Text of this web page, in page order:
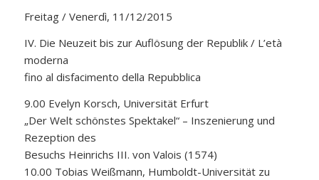
Freitag / Venerdì, 11/12/2015
IV. Die Neuzeit bis zur Auflösung der Republik / L’età
moderna
fino al disfacimento della Repubblica
9.00 Evelyn Korsch, Universität Erfurt
„Der Welt schönstes Spektakel“ – Inszenierung und
Rezeption des
Besuchs Heinrichs III. von Valois (1574)
10.00 Tobias Weißmann, Humboldt-Universität zu